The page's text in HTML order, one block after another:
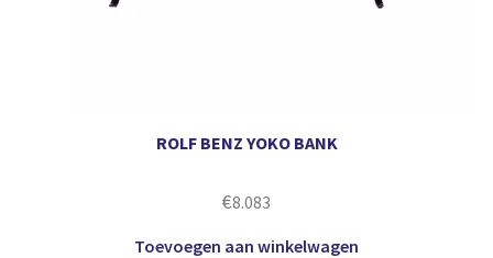
ROLF BENZ YOKO BANK
€8.083
Toevoegen aan winkelwagen